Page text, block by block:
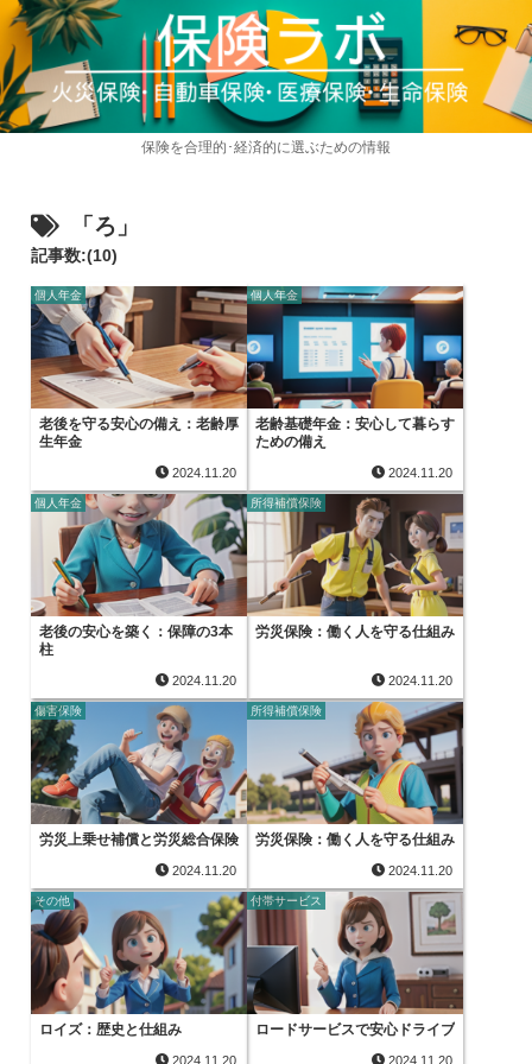
保険を合理的･経済的に選ぶための情報
「ろ」
記事数:(10)
個人年金
老後を守る安心の備え：老齢厚
生年金
2024.11.20
個人年金
老齢基礎年金：安心して暮らす
ための備え
2024.11.20
個人年金
老後の安心を築く：保障の3本
柱
2024.11.20
所得補償保険
労災保険：働く人を守る仕組み
2024.11.20
傷害保険
労災上乗せ補償と労災総合保険
2024.11.20
所得補償保険
労災保険：働く人を守る仕組み
2024.11.20
その他
ロイズ：歴史と仕組み
2024.11.20
付帯サービス
ロードサービスで安心ドライブ
2024.11.20